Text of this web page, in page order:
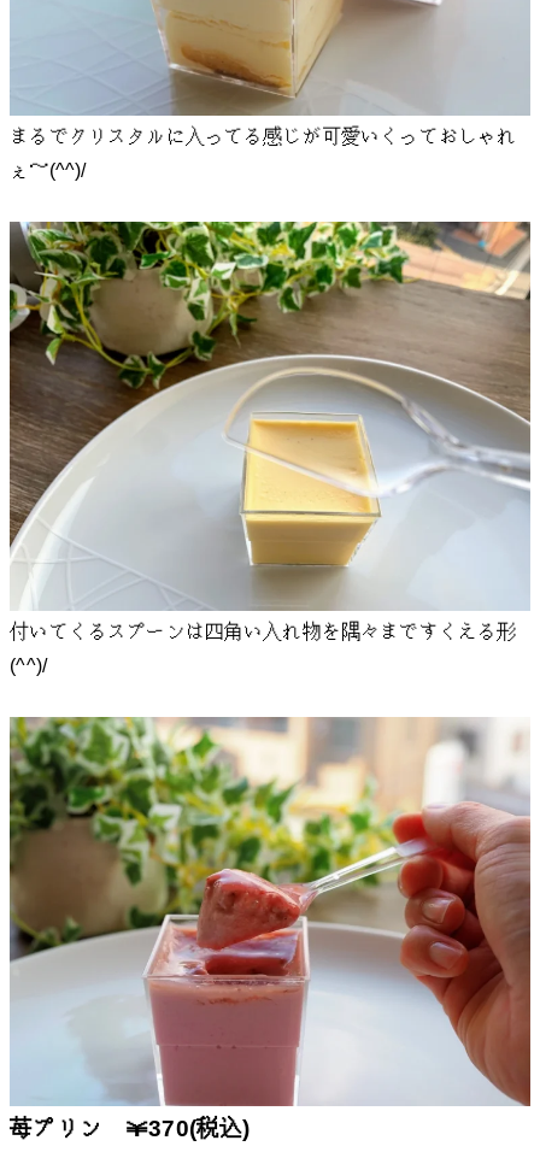
まるでクリスタルに入ってる感じが可愛いくっておしゃれ
ぇ～(^^)/
付いてくるスプーンは四角い入れ物を隅々まですくえる形
(^^)/
苺プリン ￥370(税込)